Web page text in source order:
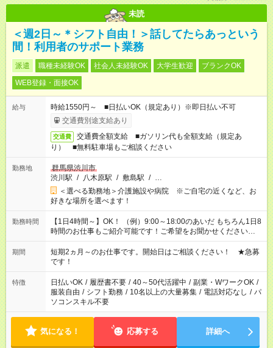
未読
＜週2日～＊シフト自由！＞話してたらあっという
間！利用者のサポート業務
派遣 職種未経験OK 社会人未経験OK 大学生歓迎
ブランクOK
WEB登録・面接OK
給与
時給1550円～ ■日払いOK（規定あり）※即日払い不可
交通費別途支給あり
交通費
交通費全額支給 ■ガソリン代も全額支給（規定あ
り） ■無料駐車場もご相談ください
勤務地
群馬県渋川市
渋川駅 / 八木原駅 / 敷島駅 / …
＜選べる勤務地＞介護施設や病院 ※ご自宅の近くなど、お
好きな場所を選べます！
勤務時間
【1日4時間～】OK！ （例）9:00～18:00のあいだ もちろん1日8
時間のお仕事もご紹介可能です！ご希望をお聞かせください！
その他の時間帯もあなたのライフスタイルに合わせて お選びい
ただけます！ 【シフト固定もOK】★家庭の都合でお休みが必要
な場合も遠慮なくご相談ください。 ※週最低15時間以上の勤務
が必要です
期間
短期2ヵ月～のお仕事です。開始日はご相談ください！ ★急募
です！
特徴 日払いOK / 履歴書不要 / 40～50代活躍中 / 副業・WワークOK /
服装自由 / シフト勤務 / 10名以上の大量募集 / 電話対応なし / パ
ソコンスキル不要
気になる！ 応募する 詳細へ